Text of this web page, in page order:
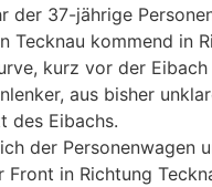
der 37-jährige
Tecknau kommend in
kurz vor der
aus bisher
des Eibachs.
der Personenwagen
in Richtung